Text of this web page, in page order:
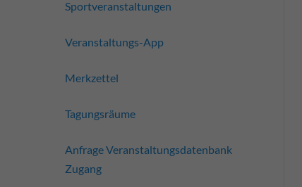
Sportveranstaltungen
Veranstaltungs-App
Merkzettel
Tagungsräume
Anfrage Veranstaltungsdatenbank
Zugang